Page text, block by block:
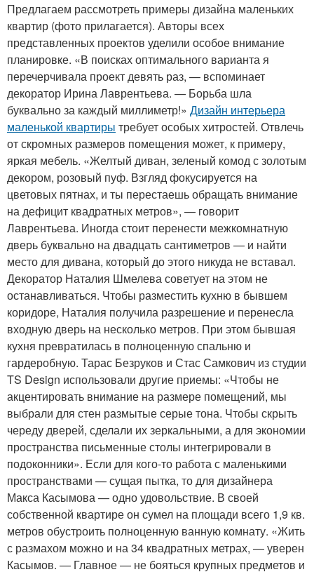
Предлагаем рассмотреть примеры дизайна маленьких
квартир (фото прилагается). Авторы всех
представленных проектов уделили особое внимание
планировке. «В поисках оптимального варианта я
перечерчивала проект девять раз, — вспоминает
декоратор Ирина Лаврентьева. — Борьба шла
буквально за каждый миллиметр!» Дизайн интерьера
маленькой квартиры требует особых хитростей. Отвлечь
от скромных размеров помещения может, к примеру,
яркая мебель. «Желтый диван, зеленый комод с золотым
декором, розовый пуф. Взгляд фокусируется на
цветовых пятнах, и ты перестаешь обращать внимание
на дефицит квадратных метров», — говорит
Лаврентьева. Иногда стоит перенести межкомнатную
дверь буквально на двадцать сантиметров — и найти
место для дивана, который до этого никуда не вставал.
Декоратор Наталия Шмелева советует на этом не
останавливаться. Чтобы разместить кухню в бывшем
коридоре, Наталия получила разрешение и перенесла
входную дверь на несколько метров. При этом бывшая
кухня превратилась в полноценную спальню и
гардеробную. Тарас Безруков и Стас Самкович из студии
TS Design использовали другие приемы: «Чтобы не
акцентировать внимание на размере помещений, мы
выбрали для стен размытые серые тона. Чтобы скрыть
череду дверей, сделали их зеркальными, а для экономии
пространства письменные столы интегрировали в
подоконники». Если для кого-то работа с маленькими
пространствами — сущая пытка, то для дизайнера
Макса Касымова — одно удовольствие. В своей
собственной квартире он сумел на площади всего 1,9 кв.
метров обустроить полноценную ванную комнату. «Жить
с размахом можно и на 34 квадратных метрах, — уверен
Касымов. — Главное — не бояться крупных предметов и